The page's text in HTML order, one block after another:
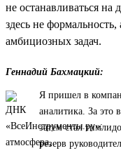
не останавливаться
здесь не
амбициозных задач.
Геннадий Бахмацкий:
Я пришел в
аналитика. За это
затем стал
резерв